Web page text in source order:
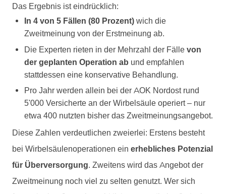
Das Ergebnis ist eindrücklich:
In 4 von 5 Fällen (80 Prozent) wich die
Zweitmeinung von der Erstmeinung ab.
Die Experten rieten in der Mehrzahl der Fälle von
der geplanten Operation ab und empfahlen
stattdessen eine konservative Behandlung.
Pro Jahr werden allein bei der AOK Nordost rund
5'000 Versicherte an der Wirbelsäule operiert – nur
etwa 400 nutzten bisher das Zweitmeinungsangebot.
Diese Zahlen verdeutlichen zweierlei: Erstens besteht
bei Wirbelsäulenoperationen ein erhebliches Potenzial
für Überversorgung. Zweitens wird das Angebot der
Zweitmeinung noch viel zu selten genutzt. Wer sich